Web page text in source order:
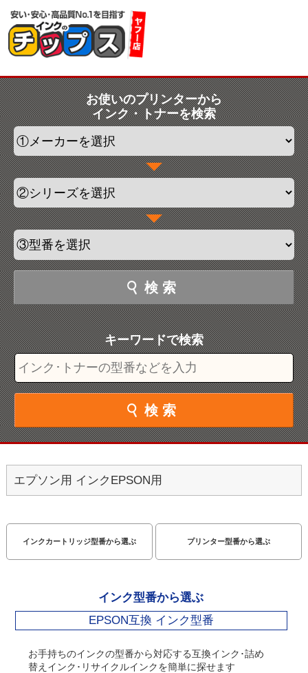
エプソン用 インク EPSON用
インクカートリッジ型番から選ぶ プリンター型番から選ぶ
インク型番から選ぶ
EPSON互換 インク型番
お手持ちのインクの型番から対応する互換インク･詰め
替えインク･リサイクルインクを簡単に探せます